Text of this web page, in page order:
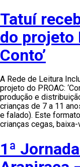
Tatuí
do projeto
Conto’
A Rede de Leitura
projeto do PROAC:
produção e
crianças de 7 a 11
e falado). Este
crianças cegas,
1ª